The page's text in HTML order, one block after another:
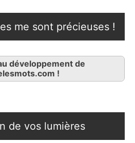
me sont précieuses !
développement de
!
de vos lumières